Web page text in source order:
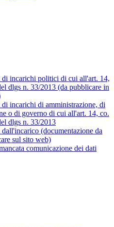
incarichi politici di cui all'art. 14,
dlgs n. 33/2013 (da pubblicare in
incarichi di amministrazione, di
o di governo di cui all'art. 14, co.
dlgs n. 33/2013
dall'incarico (documentazione da
sul sito web)
comunicazione dei dati